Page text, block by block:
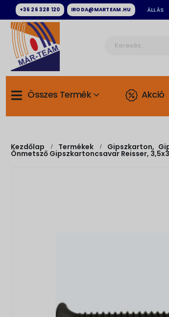
+36 26 328 120 IRODA@MARTEAM.HU ÁLLÁS
Összes Termék Akció
Kezdőlap Termékek Gipszkarton,
Önmetsző Gipszkartoncsavar Reisser,